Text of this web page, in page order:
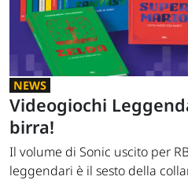
NEWS
Videogiochi
birra!
Il volume di Sonic uscito per
leggendari è il sesto della